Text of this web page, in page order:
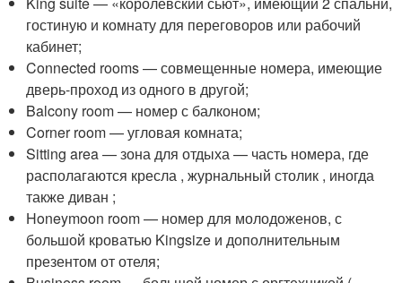
гостиную и комнату для переговоров или рабочий
кабинет;
Connected rooms — совмещенные номера, имеющие
дверь-проход из одного в другой;
Balcony room — номер с балконом;
Corner room — угловая комната;
Sitting area — зона для отдыха — часть номера, где
располагаются кресла , журнальный столик , иногда
также диван ;
Honeymoon room — номер для молодоженов, с
большой кроватью Kingsize и дополнительным
презентом от отеля;